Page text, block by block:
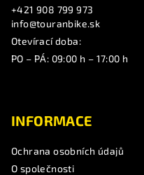
+421 908 799 973
info@touranbike.sk
Otevírací doba:
PO – PÁ: 09:00 h – 17:00 h
INFORMACE
Ochrana osobních údajů
O společnosti